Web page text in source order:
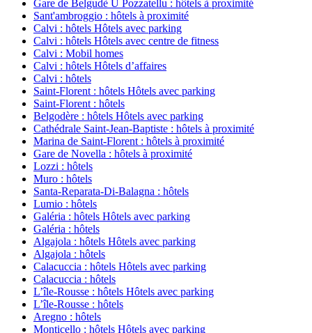
Gare de Belgudè U Pozzatellu : hôtels à proximité
Sant'ambroggio : hôtels à proximité
Calvi : hôtels Hôtels avec parking
Calvi : hôtels Hôtels avec centre de fitness
Calvi : Mobil homes
Calvi : hôtels Hôtels d’affaires
Calvi : hôtels
Saint-Florent : hôtels Hôtels avec parking
Saint-Florent : hôtels
Belgodère : hôtels Hôtels avec parking
Cathédrale Saint-Jean-Baptiste : hôtels à proximité
Marina de Saint-Florent : hôtels à proximité
Gare de Novella : hôtels à proximité
Lozzi : hôtels
Muro : hôtels
Santa-Reparata-Di-Balagna : hôtels
Lumio : hôtels
Galéria : hôtels Hôtels avec parking
Galéria : hôtels
Algajola : hôtels Hôtels avec parking
Algajola : hôtels
Calacuccia : hôtels Hôtels avec parking
Calacuccia : hôtels
L’île-Rousse : hôtels Hôtels avec parking
L’île-Rousse : hôtels
Aregno : hôtels
Monticello : hôtels Hôtels avec parking